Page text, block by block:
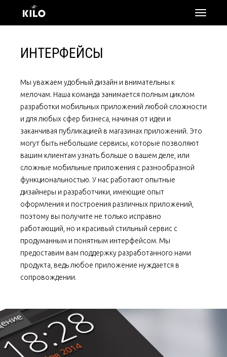
меню
ИНТЕРФЕЙСЫ
Мы уважаем удобный дизайн и внимательны к
мелочам. Наша команда занимается полным циклом
разработки мобильных приложений любой сложности
и для любых сфер бизнеса, начиная от идеи и
заканчивая публикацией в магазинах приложений. Это
могут быть небольшие сервисы, которые позволяют
вашим клиентам узнать больше о вашем деле, или
сложные мобильные приложения с разнообразной
функциональностью. У нас работают опытные
дизайнеры и разработчики, имеющие опыт
оформления и построения различных приложений,
поэтому вы получите не только исправно
работающий, но и красивый стильный сервис с
продуманным и понятным интерфейсом. Мы
предоставим вам поддержку разработанного нами
продукта, ведь любое приложение нуждается в
сопровождении.